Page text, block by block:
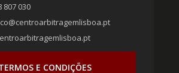
807 030
E CONDIÇÕES